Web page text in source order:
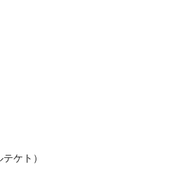
ケト）